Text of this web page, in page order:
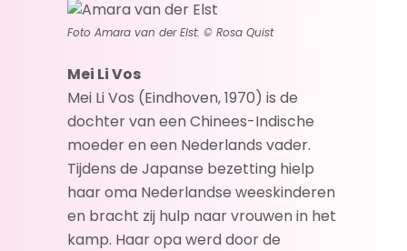
Foto Amara van der Elst: © Rosa Quist
Mei Li Vos
Mei Li Vos (Eindhoven, 1970) is de
dochter van een Chinees-Indische
moeder en een Nederlands vader.
Tijdens de Japanse bezetting hielp
haar oma Nederlandse weeskinderen
en bracht zij hulp naar vrouwen in het
kamp. Haar opa werd door de